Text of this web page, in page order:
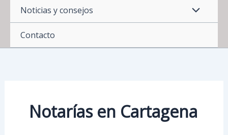
Noticias y consejos
Contacto
Notarías en Cartagena